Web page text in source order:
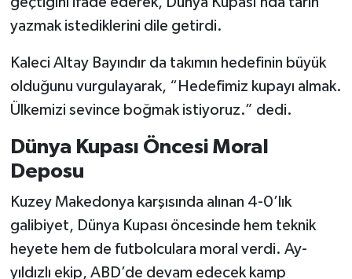
yazmak istediklerini dile getirdi.
Kaleci Altay Bayındır da takımın hedefinin büyük
olduğunu vurgulayarak, “Hedefimiz kupayı almak.
Ülkemizi sevince boğmak istiyoruz.” dedi.
Dünya Kupası Öncesi Moral
Deposu
Kuzey Makedonya karşısında alınan 4-0’lık
galibiyet, Dünya Kupası öncesinde hem teknik
heyete hem de futbolculara moral verdi. Ay-
yıldızlı ekip, ABD’de devam edecek kamp